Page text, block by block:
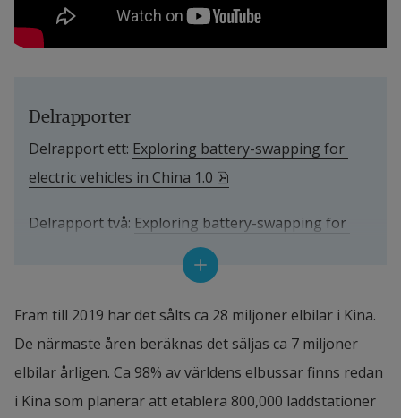
Delrapporter
Delrapport ett: Exploring battery-swapping for
electric vehicles in China 1.0
Delrapport två: Exploring battery-swapping for
heavy trucks in China 1.0 pdf, 2.3 MB, öppnas i nytt
Experiences of Battery swapping for
Electric Heavy Trucks from China
Läs rapporten pdf, 6.1 MB, öppnas i nytt fönster.
Fram till 2019 har det sålts ca 28 miljoner elbilar i Kina.
De närmaste åren beräknas det säljas ca 7 miljoner
elbilar årligen. Ca 98% av världens elbussar finns redan
i Kina som planerar att etablera 800,000 laddstationer